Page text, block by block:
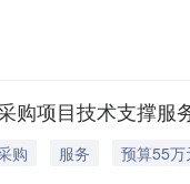
及分包（标包）划分
购项目技术支撑服
购 服务
预算55万